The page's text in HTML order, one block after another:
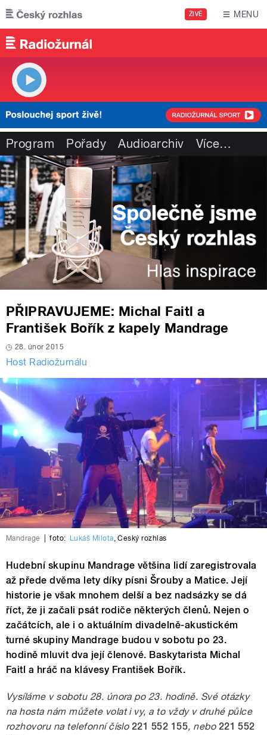
Přejít k hlavnímu obsahu
ŽIVĚ MENU
Program Pořady Audioarchiv Více…
PŘIPRAVUJEME: Michal Faitl a
František Bořík z kapely Mandrage
28. únor 2015
Host Radiožurnálu
Mandrage foto: Lukáš Milota ,Český rozhlas
Hudební skupinu Mandrage většina lidí zaregistrovala
až přede dvěma lety díky písni Šrouby a Matice. Její
historie je však mnohem delší a bez nadsázky se dá
říct, že ji začali psát rodiče některých členů. Nejen o
začátcích, ale i o aktuálním divadelně-akustickém
turné skupiny Mandrage budou v sobotu po 23.
hodině mluvit dva její členové. Baskytarista Michal
Faitl a hráč na klávesy František Bořík.
Vysíláme v sobotu 28. února po 23. hodině. Své otázky
na hosta nám můžete volat i vy, a to vždy v druhé půlce
rozhovoru na telefonní číslo 221 552 155, nebo 221 552